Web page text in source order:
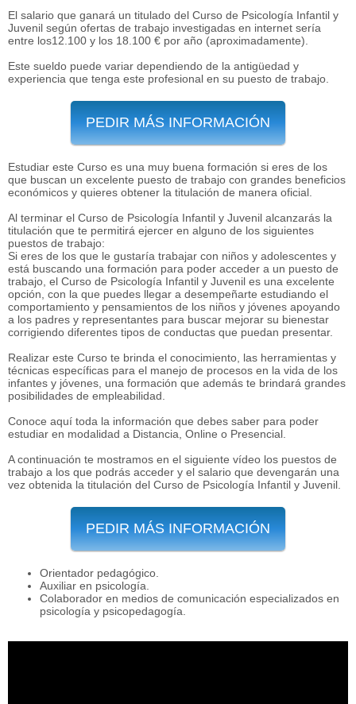
El salario que ganará un titulado del Curso de Psicología Infantil y
Juvenil según ofertas de trabajo investigadas en internet sería
entre los12.100 y los 18.100 € por año (aproximadamente).
Este sueldo puede variar dependiendo de la antigüedad y
experiencia que tenga este profesional en su puesto de trabajo.
PEDIR MÁS INFORMACIÓN
Estudiar este Curso es una muy buena formación si eres de los
que buscan un excelente puesto de trabajo con grandes beneficios
económicos y quieres obtener la titulación de manera oficial.
Al terminar el Curso de Psicología Infantil y Juvenil alcanzarás la
titulación que te permitirá ejercer en alguno de los siguientes
puestos de trabajo:
Si eres de los que le gustaría trabajar con niños y adolescentes y
está buscando una formación para poder acceder a un puesto de
trabajo, el Curso de Psicología Infantil y Juvenil es una excelente
opción, con la que puedes llegar a desempeñarte estudiando el
comportamiento y pensamientos de los niños y jóvenes apoyando
a los padres y representantes para buscar mejorar su bienestar
corrigiendo diferentes tipos de conductas que puedan presentar.
Realizar este Curso te brinda el conocimiento, las herramientas y
técnicas específicas para el manejo de procesos en la vida de los
infantes y jóvenes, una formación que además te brindará grandes
posibilidades de empleabilidad.
Conoce aquí toda la información que debes saber para poder
estudiar en modalidad a Distancia, Online o Presencial.
A continuación te mostramos en el siguiente vídeo los puestos de
trabajo a los que podrás acceder y el salario que devengarán una
vez obtenida la titulación del Curso de Psicología Infantil y Juvenil.
PEDIR MÁS INFORMACIÓN
Orientador pedagógico.
Auxiliar en psicología.
Colaborador en medios de comunicación especializados en
psicología y psicopedagogía.